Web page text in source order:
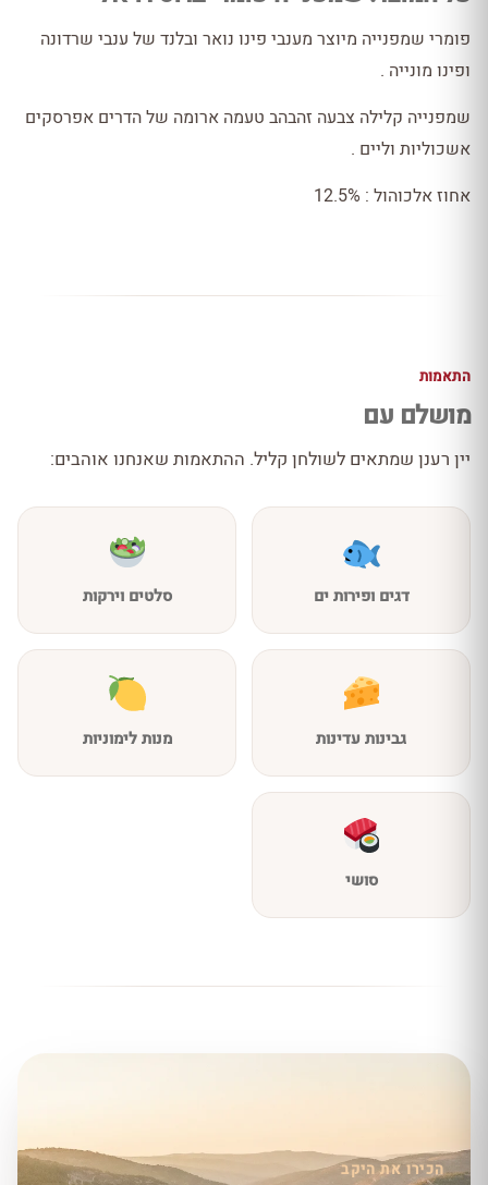
פומרי שמפנייה מיוצר מענבי פינו נואר ובלנד של ענבי שרדונה
ופינו מונייה .
שמפנייה קלילה צבעה זהבהב טעמה ארומה של הדרים אפרסקים
אשכוליות וליים .
אחוז אלכוהול : 12.5%
התאמות
מושלם עם
יין רענן שמתאים לשולחן קליל. ההתאמות שאנחנו אוהבים:
דגים ופירות ים סלטים וירקות
גבינות עדינות מנות לימוניות
סושי
הכירו את היקב